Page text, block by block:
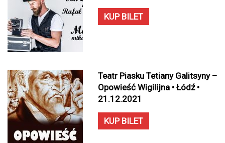
KUP BILET
Teatr Piasku Tetiany Galitsyny –
Opowieść Wigilijna • Łódź •
21.12.2021
KUP BILET